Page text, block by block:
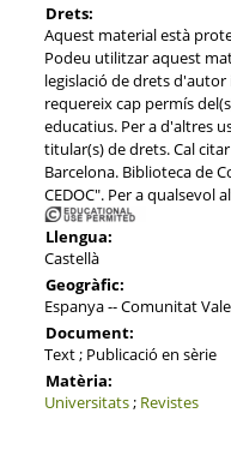
Drets:
Aquest material està
Podeu utilitzar aquest
legislació de drets
requereix cap permís
educatius. Per a d'altres
titular(s) de drets. Cal
Barcelona. Biblioteca de
CEDOC". Per a qualsevol
Llengua:
Castellà
Geogràfic:
Espanya -- Comunitat
Document:
Text ; Publicació en sèrie
Matèria:
Universitats; Revistes